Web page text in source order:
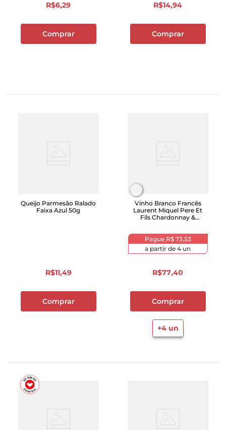
R$6,29
Comprar
R$14,94
Comprar
Queijo Parmesão Ralado
Faixa Azul 50g
R$11,49
Comprar
Vinho Branco Francês
Laurent Miquel Pere Et
Fils Chardonnay &
Pague R$ 73,53
a partir de 4 un
R$77,40
Comprar
+4un